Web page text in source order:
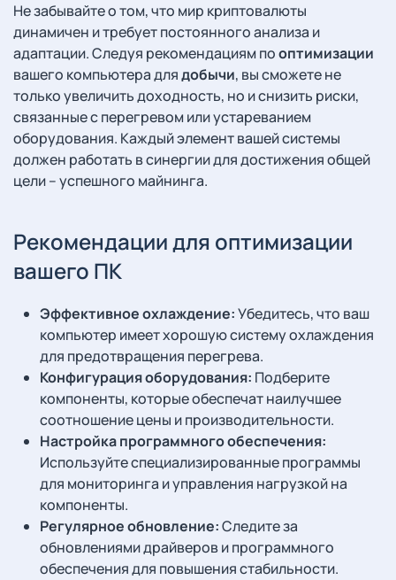
Не забывайте о том, что мир криптовалюты
динамичен и требует постоянного анализа и
адаптации. Следуя рекомендациям пооптимизации
вашего компьютера длядобычи, вы сможете не
только увеличить доходность, но и снизить риски,
связанные с перегревом или устареванием
оборудования. Каждый элемент вашей системы
должен работать в синергии для достижения общей
цели – успешного майнинга.
Рекомендации для оптимизации
вашего ПК
Эффективное охлаждение:Убедитесь, что ваш
компьютер имеет хорошую систему охлаждения
для предотвращения перегрева.
Конфигурация оборудования: Подберите
компоненты, которые обеспечат наилучшее
соотношение цены и производительности.
Настройка программного обеспечения:
Используйте специализированные программы
для мониторинга и управления нагрузкой на
компоненты.
Регулярное обновление:Следите за
обновлениями драйверов и программного
обеспечения для повышения стабильности.